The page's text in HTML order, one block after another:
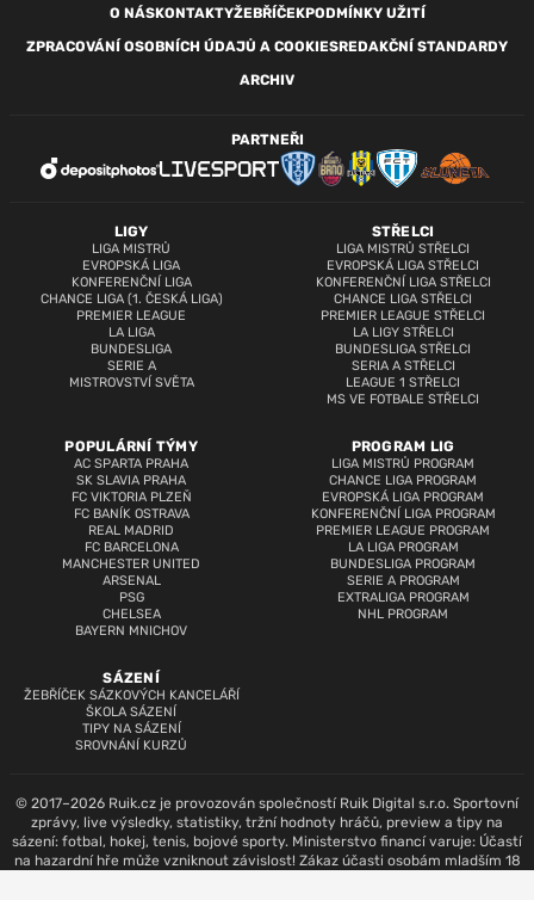
O NÁSKONTAKTYŽEBŘÍČEKPODMÍNKY UŽITÍ
ZPRACOVÁNÍ OSOBNÍCH ÚDAJŮ A COOKIESREDAKČNÍ STANDARDY
ARCHIV
LIGY
LIGA MISTRŮ
EVROPSKÁ LIGA
KONFERENČNÍ LIGA
CHANCE LIGA (1. ČESKÁ LIGA)
PREMIER LEAGUE
LA LIGA
BUNDESLIGA
SERIE A
MISTROVSTVÍ SVĚTA
STŘELCI
LIGA MISTRŮ STŘELCI
EVROPSKÁ LIGA STŘELCI
KONFERENČNÍ LIGA STŘELCI
CHANCE LIGA STŘELCI
PREMIER LEAGUE STŘELCI
LA LIGY STŘELCI
BUNDESLIGA STŘELCI
SERIA A STŘELCI
LEAGUE 1 STŘELCI
MS VE FOTBALE STŘELCI
POPULÁRNÍ TÝMY
AC SPARTA PRAHA
SK SLAVIA PRAHA
FC VIKTORIA PLZEŇ
FC BANÍK OSTRAVA
REAL MADRID
FC BARCELONA
MANCHESTER UNITED
ARSENAL
PSG
CHELSEA
BAYERN MNICHOV
PROGRAM LIG
LIGA MISTRŮ PROGRAM
CHANCE LIGA PROGRAM
EVROPSKÁ LIGA PROGRAM
KONFERENČNÍ LIGA PROGRAM
PREMIER LEAGUE PROGRAM
LA LIGA PROGRAM
BUNDESLIGA PROGRAM
SERIE A PROGRAM
EXTRALIGA PROGRAM
NHL PROGRAM
SÁZENÍ
ŽEBŘÍČEK SÁZKOVÝCH KANCELÁŘÍ
ŠKOLA SÁZENÍ
TIPY NA SÁZENÍ
SROVNÁNÍ KURZŮ
PARTNEŘI
© 2017–2026 Ruik.cz je provozován společností Ruik Digital s.r.o. Sportovní
zprávy, live výsledky, statistiky, tržní hodnoty hráčů, preview a tipy na
sázení: fotbal, hokej, tenis, bojové sporty. Ministerstvo financí varuje: Účastí
na hazardní hře může vzniknout závislost! Zákaz účasti osobám mladším 18